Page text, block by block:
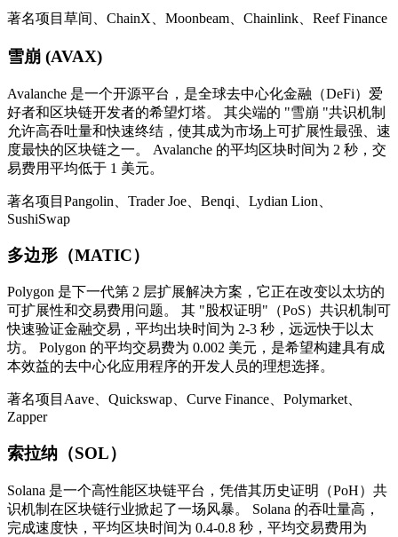
著名项目草间、ChainX、Moonbeam、Chainlink、Reef Finance
雪崩 (AVAX)
Avalanche 是一个开源平台，是全球去中心化金融（DeFi）爱
好者和区块链开发者的希望灯塔。 其尖端的 "雪崩 "共识机制
允许高吞吐量和快速终结，使其成为市场上可扩展性最强、速
度最快的区块链之一。 Avalanche 的平均区块时间为 2 秒，交
易费用平均低于 1 美元。
著名项目Pangolin、Trader Joe、Benqi、Lydian Lion、
SushiSwap
多边形（MATIC）
Polygon 是下一代第 2 层扩展解决方案，它正在改变以太坊的
可扩展性和交易费用问题。 其 "股权证明"（PoS）共识机制可
快速验证金融交易，平均出块时间为 2-3 秒，远远快于以太
坊。 Polygon 的平均交易费为 0.002 美元，是希望构建具有成
本效益的去中心化应用程序的开发人员的理想选择。
著名项目Aave、Quickswap、Curve Finance、Polymarket、
Zapper
索拉纳（SOL）
Solana 是一个高性能区块链平台，凭借其历史证明（PoH）共
识机制在区块链行业掀起了一场风暴。 Solana 的吞吐量高，
完成速度快，平均区块时间为 0.4-0.8 秒，平均交易费用为